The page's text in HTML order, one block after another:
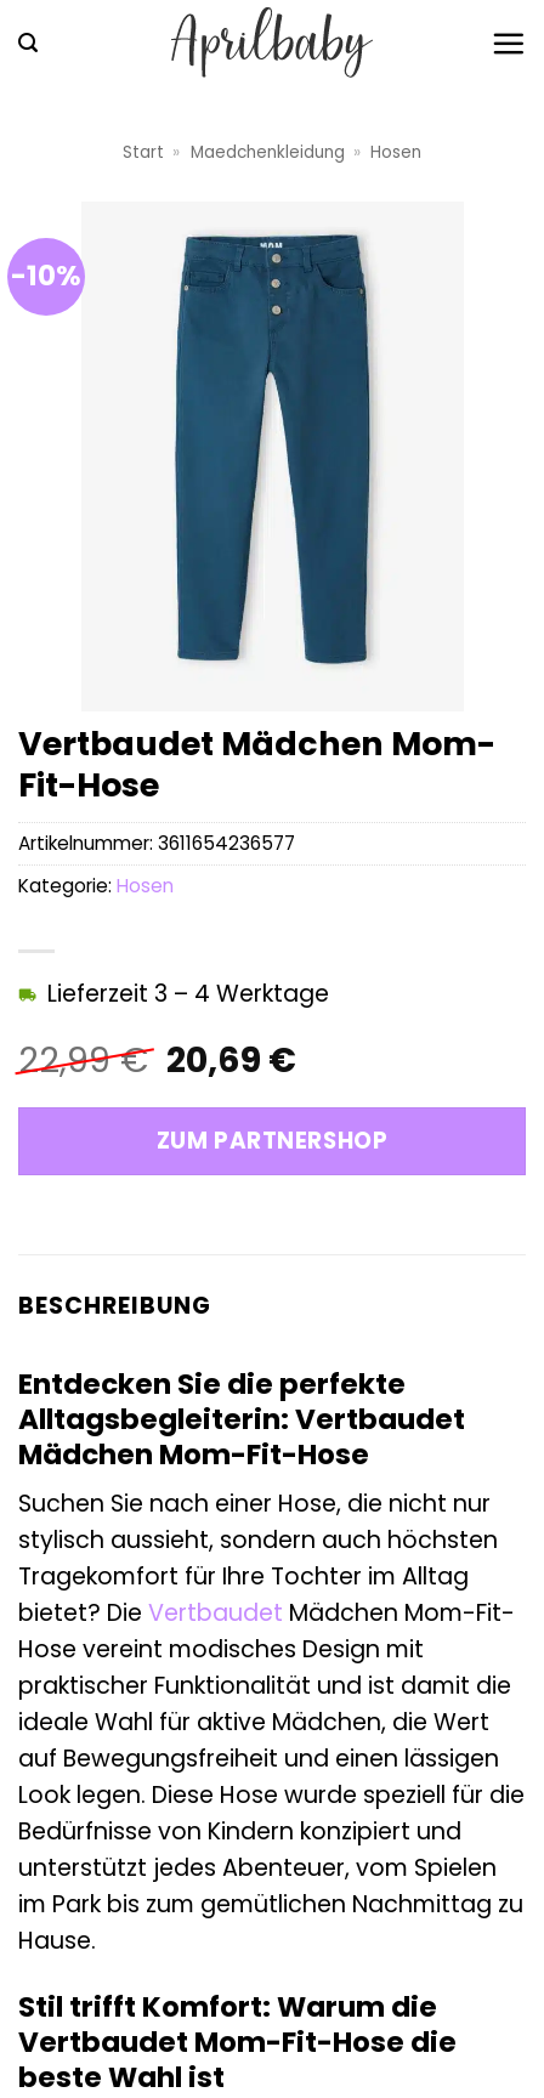
Inhalt
Start » Maedchenkleidung » Hosen
-10%
Vertbaudet Mädchen Mom-
Fit-Hose
22,99€ Ursprünglicher
Preis
war:
22,99 €
20,69 €Aktueller
ist:
20,69 €.
Lieferzeit 3 – 4 Werktage
ZUM PARTNERSHOP
Artikelnummer: 3611654236577
Kategorie: Hosen
BESCHREIBUNG
Entdecken Sie die perfekte
Alltagsbegleiterin: Vertbaudet
Mädchen Mom-Fit-Hose
Suchen Sie nach einer Hose, die nicht nur
stylisch aussieht, sondern auch höchsten
Tragekomfort für Ihre Tochter im Alltag
bietet? Die Vertbaudet Mädchen Mom-Fit-
Hose vereint modisches Design mit
praktischer Funktionalität und ist damit die
ideale Wahl für aktive Mädchen, die Wert
auf Bewegungsfreiheit und einen lässigen
Look legen. Diese Hose wurde speziell für die
Bedürfnisse von Kindern konzipiert und
unterstützt jedes Abenteuer, vom Spielen
im Park bis zum gemütlichen Nachmittag zu
Hause.
Stil trifft Komfort: Warum die
Vertbaudet Mom-Fit-Hose die
beste Wahl ist